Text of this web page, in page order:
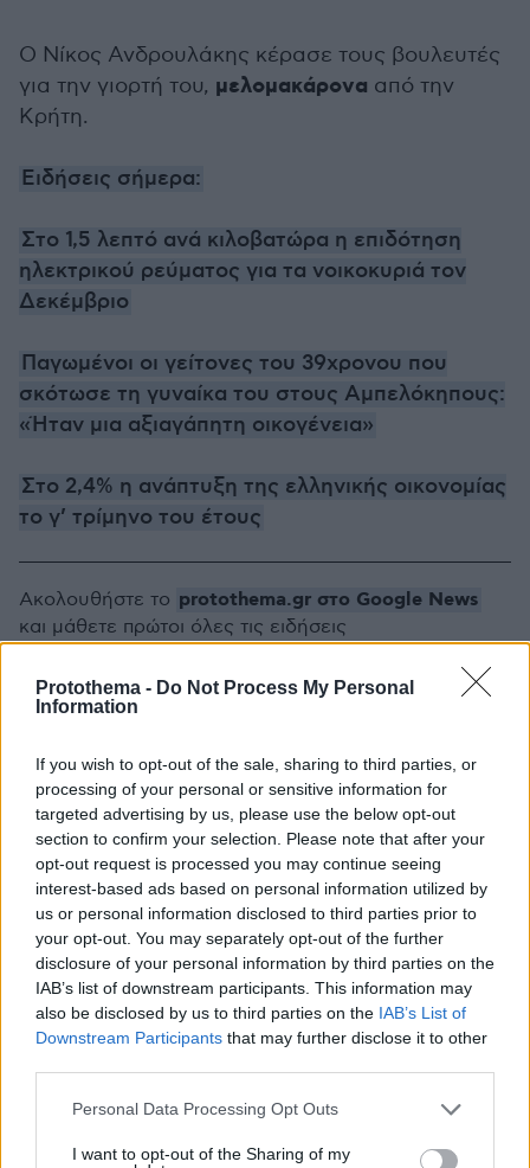
Protothema - Do Not Process My Personal
Information
If you wish to opt-out of the sale, sharing to third parties, or
processing of your personal or sensitive information for
targeted advertising by us, please use the below opt-out
section to confirm your selection. Please note that after your
opt-out request is processed you may continue seeing
interest-based ads based on personal information utilized by
us or personal information disclosed to third parties prior to
your opt-out. You may separately opt-out of the further
disclosure of your personal information by third parties on the
IAB’s list of downstream participants. This information may
also be disclosed by us to third parties on the IAB’s List of
Downstream Participants that may further disclose it to other
Please note that this website/app uses one or more Google
not limited to your visit or usage behaviour. You may click to
Personal Data Processing Opt Outs
I want to opt-out of the Sharing of my
Ο Νίκος Ανδρουλάκης κέρασε τους βουλευτές
για την γιορτή του, μελομακάρονα από την
Κρήτη.
Ειδήσεις σήμερα:
Στο 1,5 λεπτό ανά κιλοβατώρα η επιδότηση
ηλεκτρικού ρεύματος για τα νοικοκυριά τον
Δεκέμβριο
Παγωμένοι οι γείτονες του 39χρονου που
σκότωσε τη γυναίκα του στους Αμπελόκηπους:
«Ήταν μια αξιαγάπητη οικογένεια»
Στο 2,4% η ανάπτυξη της ελληνικής οικονομίας
το γ’ τρίμηνο του έτους
Σχετικά Άρθρα
Ακολουθήστε το protothema.gr στο Google News
και μάθετε πρώτοι όλες τις ειδήσεις
Δείτε όλες τις τελευταίες Ειδήσειςαπό την Ελλάδα
και τον Κόσμο, τη στιγμή που συμβαίνουν, στο